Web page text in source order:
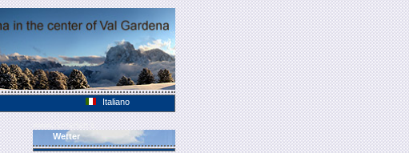
Italiano
www.Groeden.it
Wetter